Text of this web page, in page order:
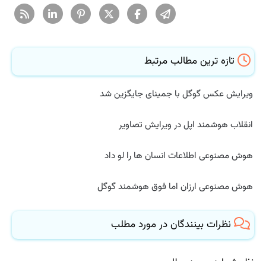
تازه ترین مطالب مرتبط
ویرایش عکس گوگل با جمینای جایگزین شد
انقلاب هوشمند اپل در ویرایش تصاویر
هوش مصنوعی اطلاعات انسان ها را لو داد
هوش مصنوعی ارزان اما فوق هوشمند گوگل
نظرات بینندگان در مورد مطلب